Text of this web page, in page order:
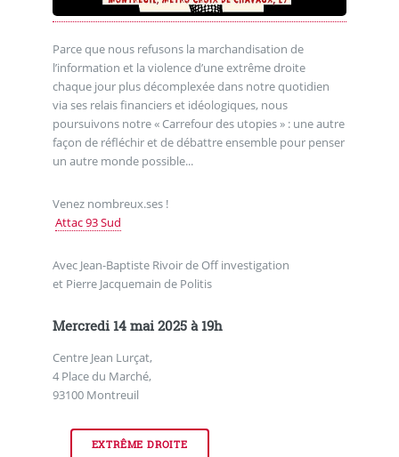
Parce que nous refusons la marchandisation de
l’information et la violence d’une extrême droite
chaque jour plus décomplexée dans notre quotidien
via ses relais financiers et idéologiques, nous
poursuivons notre « Carrefour des utopies » : une autre
façon de réfléchir et de débattre ensemble pour penser
un autre monde possible...
Venez nombreux.ses !
Attac 93 Sud
Avec Jean-Baptiste Rivoir de Off investigation
et Pierre Jacquemain de Politis
Mercredi 14 mai 2025 à 19h
Centre Jean Lurçat,
4 Place du Marché,
93100 Montreuil
EXTRÊME DROITE